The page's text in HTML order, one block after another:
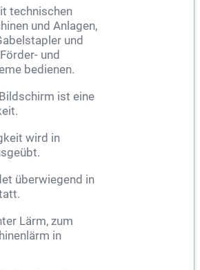
technischen
und Anlagen,
und
und
bedienen.
ist eine
wird in
überwiegend in
Lärm, zum
in